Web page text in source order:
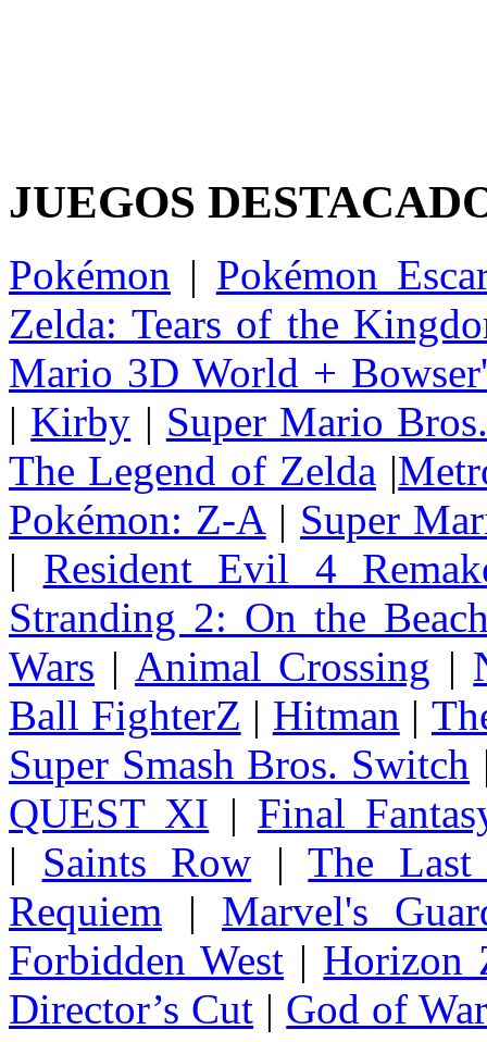
JUEGOS
Pokémon | Pokémon
Zelda: Tears of the
Mario 3D World +
| Kirby | Super Mario
The Legend of Zelda |
Pokémon: Z-A | Super
| Resident Evil 4
Stranding 2: On the
Wars | Animal Crossing |
Ball FighterZ | Hitman |
Super Smash Bros. Switch
QUEST XI | Final
| Saints Row |The
Requiem | Marvel's
Forbidden West | Horizon
Director’s Cut | God of